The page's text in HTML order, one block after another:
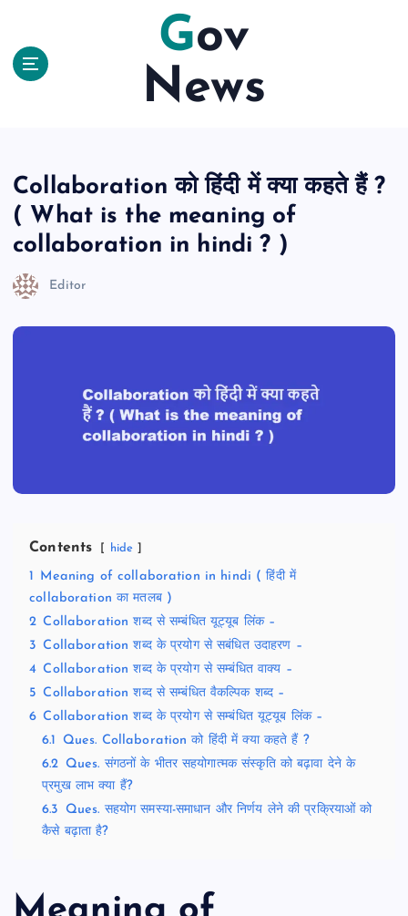
Gov
News
Collaboration को हिंदी में क्या कहते हैं ?
( What is the meaning of
collaboration in hindi ? )
Editor
Contents hide
1
Meaning of collaboration in hindi ( हिंदी में
collaboration का मतलब )
2 Collaboration शब्द से सम्बंधित यूट्यूब लिंक –
3 Collaboration शब्द के प्रयोग से सबंधित उदाहरण –
4 Collaboration शब्द के प्रयोग से सम्बंधित वाक्य –
5 Collaboration शब्द से सम्बंधित वैकल्पिक शब्द –
6 Collaboration शब्द के प्रयोग से सम्बंधित यूट्यूब लिंक –
6.1 Ques. Collaboration को हिंदी में क्या कहते हैं ?
6.2 Ques. संगठनों के भीतर सहयोगात्मक संस्कृति को बढ़ावा देने के
प्रमुख लाभ क्या हैं?
6.3 Ques. सहयोग समस्या-समाधान और निर्णय लेने की प्रक्रियाओं को
कैसे बढ़ाता है?